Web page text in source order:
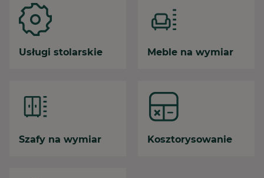
Usługi stolarskie Meble na wymiar
Szafy na wymiar Kosztorysowanie